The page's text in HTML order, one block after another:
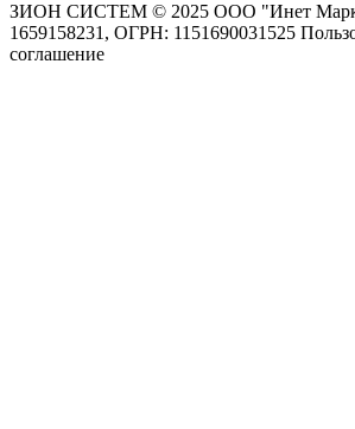
ЗИОН СИСТЕМ © 2025 ООО "Инет
1659158231, ОГРН: 1151690031525
соглашение